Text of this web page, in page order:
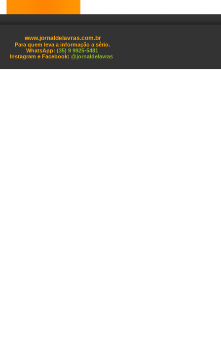
www.jornaldelavras.com.br
Para quem leva a informação a sério.
WhatsApp: (35) 9 9925-5481
Instagram e Facebook: @jornaldelavras